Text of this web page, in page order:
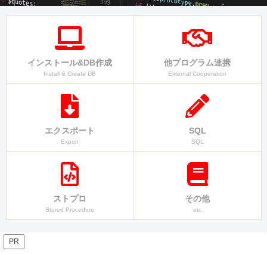
インストール&DB作成
Install & Create DB
他プログラム連携
External Cooperation
エクスポート
Export
SQL
SQL
ストプロ
Stored Procedure
その他
etc
PR